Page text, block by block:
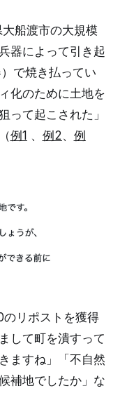
船渡市の大規模
器によって引き起
で焼き払ってい
化のために土地を
って起こされた」
例1 、 例2、 例
リポストを獲得
して町を潰すって
ますね」「不自然
補地でしたか」な